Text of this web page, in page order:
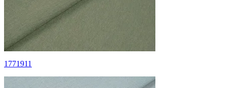
1771911